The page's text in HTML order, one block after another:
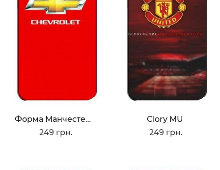
Форма Манчестера Юнайтед
249 грн.
Clory MU
249 грн.